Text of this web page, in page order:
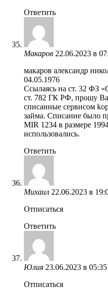
Ответить
Макаров 22.06.2023 в
макаров александр
04.05.1976
Ссылаясь на ст. 32 ФЗ
ст. 782 ГК РФ, прошу
списанные сервисом
займа. Списание было
MIR 1234 в размере
использовались.
Ответить
Михаил 22.06.2023 в
Отписаться
Ответить
Юлия 23.06.2023 в 05:35
Отписаться